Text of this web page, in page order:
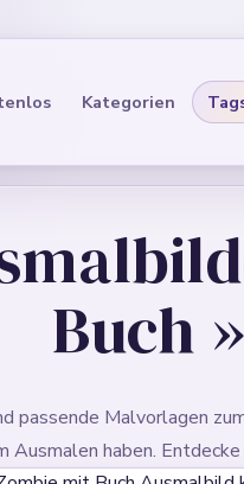
Kategorien
Buch »
passende Malvorlagen
Ausmalen haben.